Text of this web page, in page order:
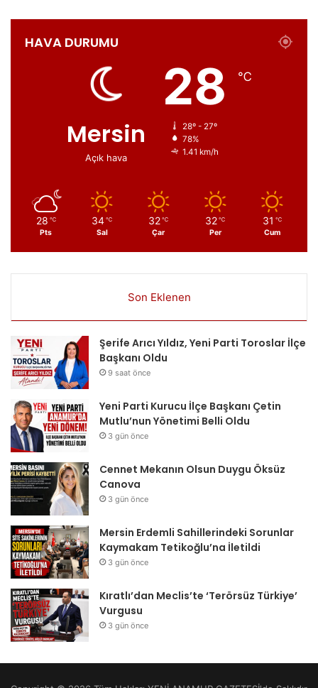
HAVA DURUMU
Mersin
Açık hava
28 ℃
28º - 27º
78%
1.41 km/h
28 ℃
Pts
34 ℃
Sal
32 ℃
Çar
32 ℃
Per
31 ℃
Cum
Son Eklenen
Şerife Arıcı Yıldız, Yeni Parti Toroslar İlçe
Başkanı Oldu
9 saat önce
Yeni Parti Kurucu İlçe Başkanı Çetin
Mutlu’nun Yönetimi Belli Oldu
3 gün önce
Cennet Mekanın Olsun Duygu Öksüz
Canova
3 gün önce
Mersin Erdemli Sahillerindeki Sorunlar
Kaymakam Tetikoğlu’na İletildi
3 gün önce
Kıratlı’dan Meclis’te ‘Terörsüz Türkiye’
Vurgusu
3 gün önce